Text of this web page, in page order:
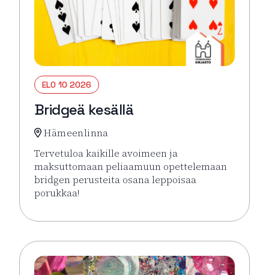
ELO 10 2026
Bridgeä kesällä
Hämeenlinna
Tervetuloa kaikille avoimeen ja
maksuttomaan peliaamuun opettelemaan
bridgen perusteita osana leppoisaa
porukkaa!